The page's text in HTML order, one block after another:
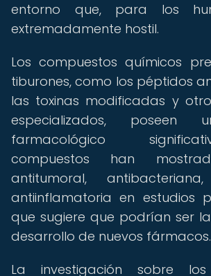
entorno que, para los
extremadamente hostil.
Los compuestos químicos
tiburones, como los péptidos
las toxinas modificadas y
especializados, poseen
farmacológico
compuestos han
antitumoral,
antiinflamatoria en estudios
que sugiere que podrían ser
desarrollo de nuevos fármacos.
La investigación sobre los